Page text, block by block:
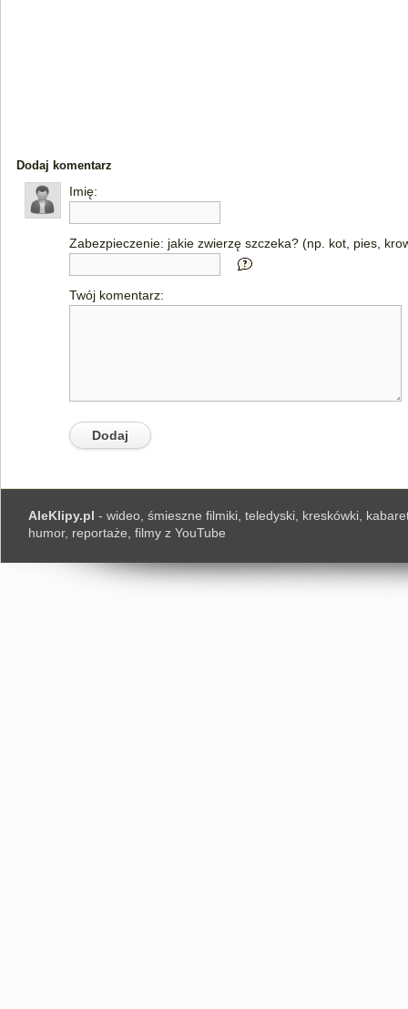
Dodaj komentarz
Imię:
Zabezpieczenie: jakie zwierzę szczeka? (np. kot, pies,
Twój komentarz:
AleKlipy.pl - wideo, śmieszne filmiki, teledyski, kreskówki,
humor, reportaże, filmy z YouTube